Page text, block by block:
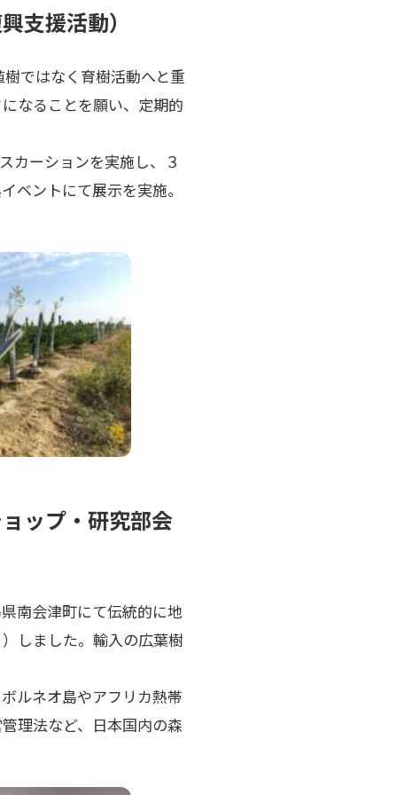
支援活動）
ではなく育樹活動へと重
なることを願い、定期的
カーションを実施し、３
ベントにて展示を実施。
ップ・研究部会
南会津町にて伝統的に地
しました。輸入の広葉樹
ルネオ島やアフリカ熱帯
理法など、日本国内の森